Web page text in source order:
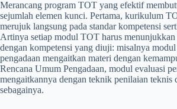
Merancang program TOT yang efektif
sejumlah elemen kunci. Pertama, kurikulum
merujuk langsung pada standar kompetensi
Artinya setiap modul TOT harus menunjukkan
dengan kompetensi yang diuji: misalnya modul
pengadaan mengaitkan materi dengan
Rencana Umum Pengadaan, modul evaluasi
mengaitkannya dengan teknik penilaian teknis
sebagainya.